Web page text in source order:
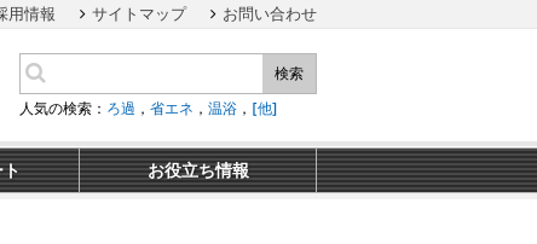
用情報 サイトマップ お問い合わせ
検索
人気の検索： ろ過 ， 省エネ ， 温浴 ， [他]
ト お役立ち情報